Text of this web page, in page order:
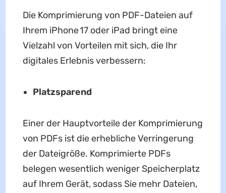
Die Komprimierung von PDF-Dateien auf
Ihrem iPhone 17 oder iPad bringt eine
Vielzahl von Vorteilen mit sich, die Ihr
digitales Erlebnis verbessern:
Platzsparend
Einer der Hauptvorteile der Komprimierung
von PDFs ist die erhebliche Verringerung
der Dateigröße. Komprimierte PDFs
belegen wesentlich weniger Speicherplatz
auf Ihrem Gerät, sodass Sie mehr Dateien,